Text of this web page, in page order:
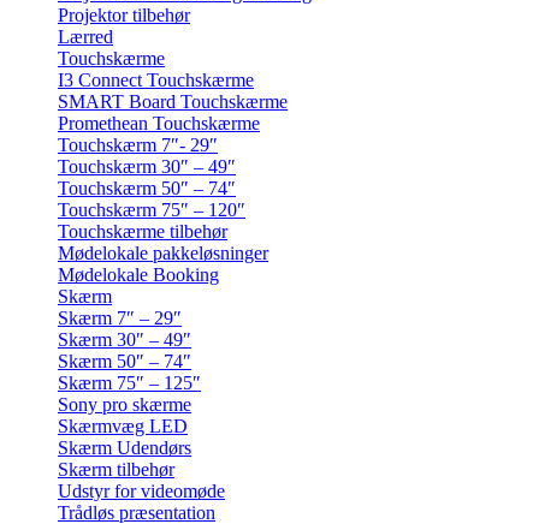
Projektor tilbehør
Lærred
Touchskærme
I3 Connect Touchskærme
SMART Board Touchskærme
Promethean Touchskærme
Touchskærm 7″- 29″
Touchskærm 30″ – 49″
Touchskærm 50″ – 74″
Touchskærm 75″ – 120″
Touchskærme tilbehør
Mødelokale pakkeløsninger
Mødelokale Booking
Skærm
Skærm 7″ – 29″
Skærm 30″ – 49″
Skærm 50″ – 74″
Skærm 75″ – 125″
Sony pro skærme
Skærmvæg LED
Skærm Udendørs
Skærm tilbehør
Udstyr for videomøde
Trådløs præsentation